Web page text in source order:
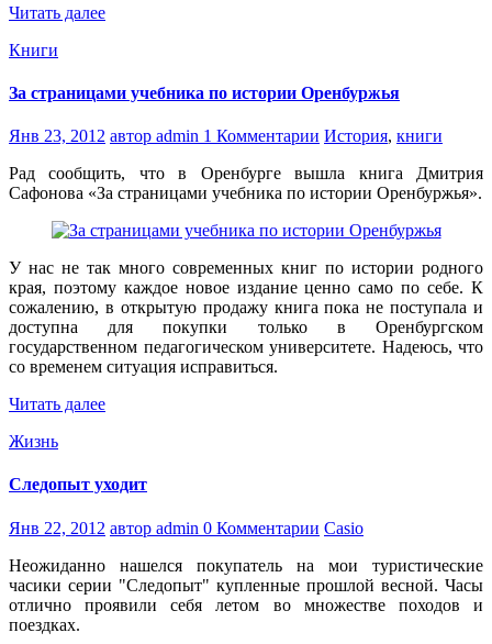
Читать далее
Книги
За страницами учебника по истории Оренбуржья
Янв 23, 2012 автор admin 1 Комментарии История, книги
Рад сообщить, что в Оренбурге вышла книга Дмитрия
Сафонова «За страницами учебника по истории Оренбуржья».
У нас не так много современных книг по истории родного
края, поэтому каждое новое издание ценно само по себе. К
сожалению, в открытую продажу книга пока не поступала и
доступна для покупки только в Оренбургском
государственном педагогическом университете. Надеюсь, что
со временем ситуация исправиться.
Читать далее
Жизнь
Следопыт уходит
Янв 22, 2012 автор admin 0 Комментарии Casio
Неожиданно нашелся покупатель на мои туристические
часики серии "Следопыт" купленные прошлой весной. Часы
отлично проявили себя летом во множестве походов и
поездках.